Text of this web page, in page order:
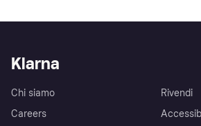
Klarna
Chi siamo
Careers
Rivendi